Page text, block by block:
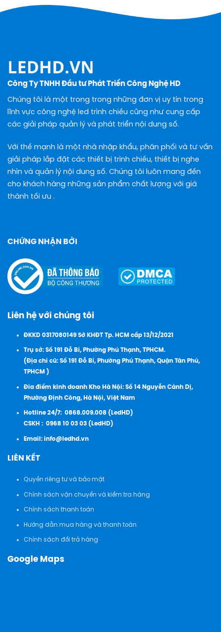
Công Ty TNHH Đầu tư Phát Triển Công Nghệ HD
Chúng tôi là một trong trong những đơn vị uy tín trong
lĩnh vực công nghệ led trình chiếu cũng như cung cấp
các giải pháp quản lý và phát triển nội dung số.
Với thế mạnh là một nhà nhập khẩu, phân phối và tư vấn
giải pháp lắp đặt các thiết bị trình chiếu, thiết bị nghe
nhìn và quản lý nội dung số. Chúng tôi luôn mang đến
cho khách hàng những sản phẩm chất lượng với giá
thành tối ưu .
CHỨNG NHẬN BỞI
Liên hệ với chúng tôi
ĐKKD 0317080149 Sở KHĐT Tp. HCM cấp 13/12/2021
Trụ sở: Số 191 Đỗ Bí, Phường Phú Thạnh, TPHCM.
(Địa chỉ cũ: Số 191 Đỗ Bí, Phường Phú Thạnh, Quận Tân Phú,
TPHCM )
Đia điểm kinh doanh Kho Hà Nội: Số 14 Nguyễn Cảnh Dị,
Phường Định Công, Hà Nội, Việt Nam
Hotline 24/7: 0868.009.008 (LedHD)
CSKH : 0968 10 03 03 (LedHD)
Email:info@ledhd.vn
LIÊN KẾT
Quyền riêng tư và bảo mật
Chính sách vận chuyển và kiểm tra hàng
Chính sách thanh toán
Hướng dẫn mua hàng và thanh toán
Chính sách đổi trả hàng
Google Maps